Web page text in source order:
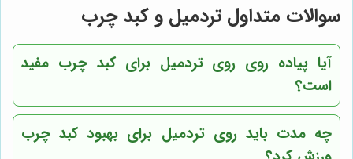
سوالات متداول تردمیل و کبد چرب
آیا پیاده روی روی تردمیل برای کبد چرب مفید
است؟
چه مدت باید روی تردمیل برای بهبود کبد چرب